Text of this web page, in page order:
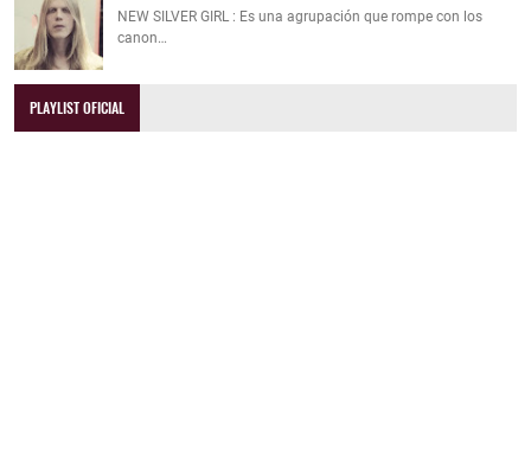
NEW SILVER GIRL : Es una agrupación que rompe con los
canon…
PLAYLIST OFICIAL